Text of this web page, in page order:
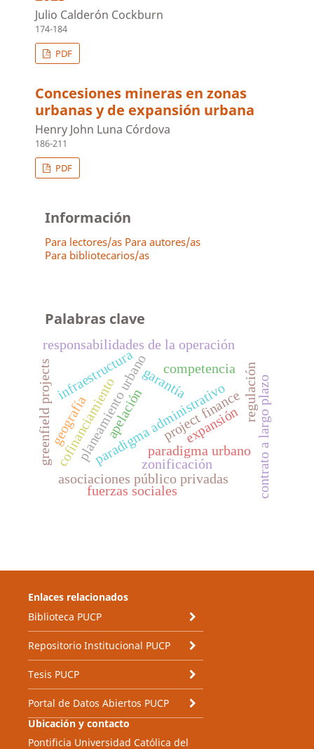
Julio Calderón Cockburn
174-184
PDF
Concesiones mineras en zonas
urbanas y de expansión urbana
Henry John Luna Córdova
186-211
PDF
Información
Para lectores/as Para autores/as
Para bibliotecarios/as
Palabras clave
planeamiento urbano
paradigma administrativo
paradigma urbano
asociaciones público privadas
contrato a largo plazo
infraestructura
responsabilidades de la operación
greenfield projects project finance
cofinanciamiento garantía
apelación regulación
competencia
zonificación
geografía expansión
fuerzas sociales
Enlaces relacionados
Biblioteca PUCP
Repositorio Institucional PUCP
Tesis PUCP
Portal de Datos Abiertos PUCP
Ubicación y contacto
Pontificia Universidad Católica del